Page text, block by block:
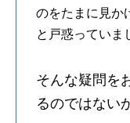
のをたまに見か
と戸惑っていま
そんな疑問を
るのではない